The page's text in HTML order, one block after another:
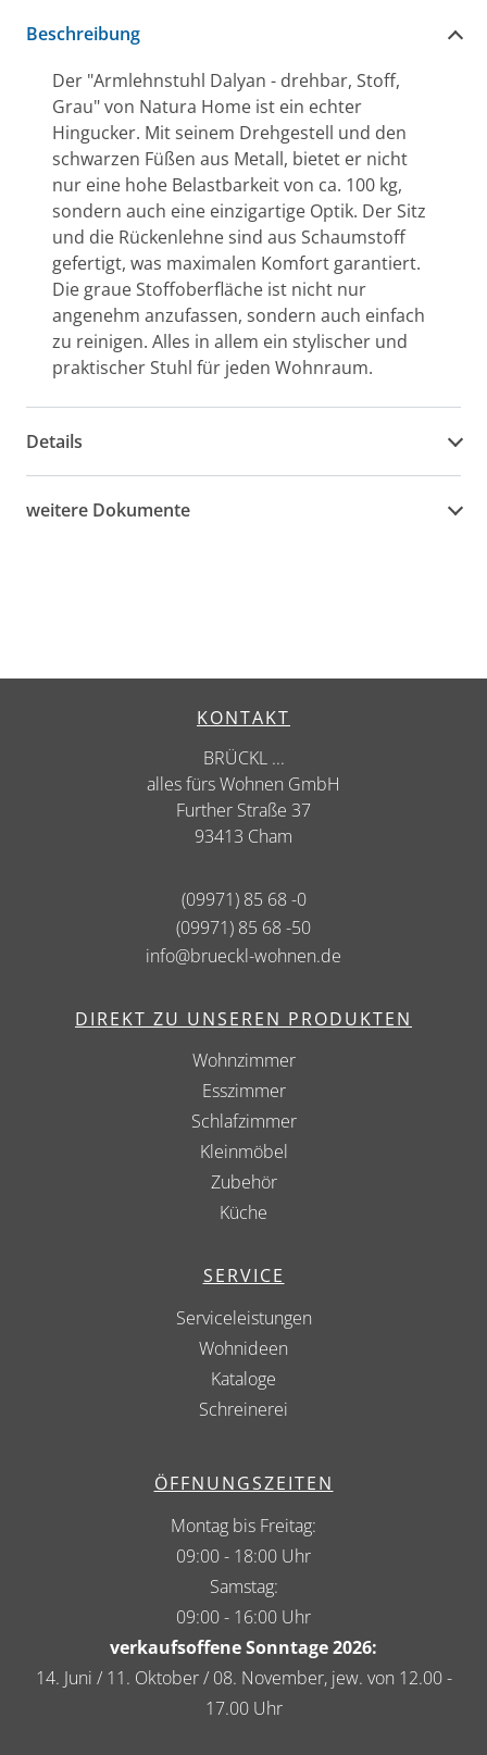
Beschreibung
Der "Armlehnstuhl Dalyan - drehbar, Stoff,
Grau" von Natura Home ist ein echter
Hingucker. Mit seinem Drehgestell und den
schwarzen Füßen aus Metall, bietet er nicht
nur eine hohe Belastbarkeit von ca. 100 kg,
sondern auch eine einzigartige Optik. Der Sitz
und die Rückenlehne sind aus Schaumstoff
gefertigt, was maximalen Komfort garantiert.
Die graue Stoffoberfläche ist nicht nur
angenehm anzufassen, sondern auch einfach
zu reinigen. Alles in allem ein stylischer und
praktischer Stuhl für jeden Wohnraum.
Details
weitere Dokumente
KONTAKT
BRÜCKL ...
alles fürs Wohnen GmbH
Further Straße 37
93413 Cham
(09971) 85 68 -0
(09971) 85 68 -50
info@brueckl-wohnen.de
DIREKT ZU UNSEREN PRODUKTEN
Wohnzimmer
Esszimmer
Schlafzimmer
Kleinmöbel
Zubehör
Küche
SERVICE
Serviceleistungen
Wohnideen
Kataloge
Schreinerei
ÖFFNUNGSZEITEN
Montag bis Freitag:
09:00 - 18:00 Uhr
Samstag:
09:00 - 16:00 Uhr
verkaufsoffene Sonntage 2026:
14. Juni / 11. Oktober / 08. November, jew. von 12.00 -
17.00 Uhr